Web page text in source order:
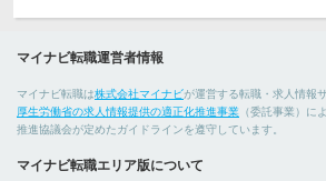
マイナビ転職運営者情報
マイナビ転職は株式会社マイナビが運営する転職・求人情報
厚生労働省の求人情報提供の適正化推進事業 （委託事業）に
推進協議会が定めたガイドラインを遵守しています。
マイナビ転職エリア版について